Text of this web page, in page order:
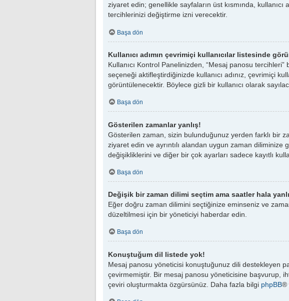
ziyaret edin; genellikle sayfaların üst kısmında, kullanıcı
tercihlerinizi değiştirme izni verecektir.
Başa dön
Kullanıcı adımın çevrimiçi kullanıcılar listesinde
Kullanıcı Kontrol Panelinizden, “Mesaj panosu tercihleri”
seçeneği aktifleştirdiğinizde kullanıcı adınız, çevrimiçi
görüntülenecektir. Böylece gizli bir kullanıcı olarak
Başa dön
Gösterilen zamanlar yanlış!
Gösterilen zaman, sizin bulunduğunuz yerden farklı bir
ziyaret edin ve ayrıntılı alandan uygun zaman
değişikliklerini ve diğer bir çok ayarları sadece kayıtlı
Başa dön
Değişik bir zaman dilimi seçtim ama saatler hala
Eğer doğru zaman dilimini seçtiğinize eminseniz ve
düzeltilmesi için bir yöneticiyi haberdar edin.
Başa dön
Konuştuğum dil listede yok!
Mesaj panosu yöneticisi konuştuğunuz dili destekleyen
çevirmemiştir. Bir mesaj panosu yöneticisine başvurup,
çeviri oluşturmakta özgürsünüz. Daha fazla bilgi phpBB®